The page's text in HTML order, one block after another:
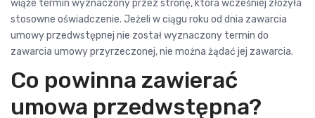
wiąże termin wyznaczony przez stronę, która wcześniej złożyła
stosowne oświadczenie. Jeżeli w ciągu roku od dnia zawarcia
umowy przedwstępnej nie został wyznaczony termin do
zawarcia umowy przyrzeczonej, nie można żądać jej zawarcia.
Co powinna zawierać
umowa przedwstępna?